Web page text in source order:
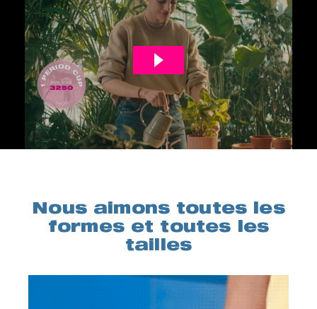
Nous aimons toutes les
formes et toutes les
tailles